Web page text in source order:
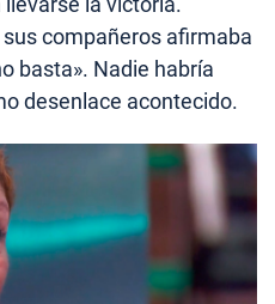
compañeros afirmaba
basta». Nadie habría
desenlace acontecido.